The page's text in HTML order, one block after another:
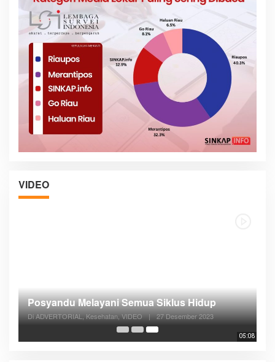
VIDEO
05:08
Posyandu Melayani Semua Siklus Hidup
Di ADVERTORIAL, Kesehatan, VIDEO | 27 Desember 2023